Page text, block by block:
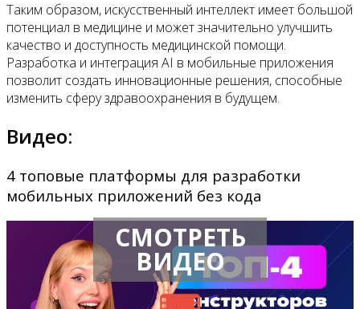
Таким образом, искусственный интеллект имеет большой
потенциал в медицине и может значительно улучшить
качество и доступность медицинской помощи.
Разработка и интеграция AI в мобильные приложения
позволит создать инновационные решения, способные
изменить сферу здравоохранения в будущем.
Видео:
4 топовые платформы для разработки
мобильных приложений без кода
СМОТРЕТЬ
ВИДЕО